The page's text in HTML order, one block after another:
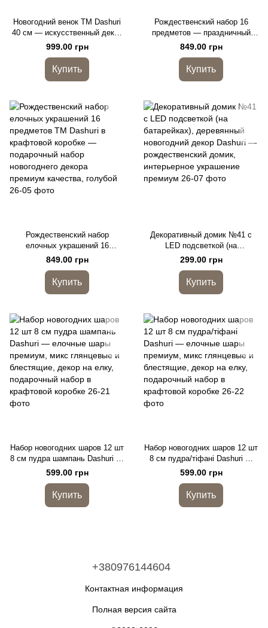
Новогодний венок ТМ Dashuri
40 см — искусственный декор
из литой хвои с украшениями
999.00 грн
Купить
Рождественский набор 16
предметов — праздничный
декор для дома и ёлки
849.00 грн
Купить
Рождественский набор
елочных украшений 16
предметов TM Dashuri в
крафтовой коробке —
подарочный набор новогоднего
декора премиум качества,
849.00 грн
Купить
Декоративный домик №41 с
LED подсветкой (на
батарейках), деревянный
новогодний декор Dashuri —
рождественский домик,
интерьерное украшение
299.00 грн
Купить
Набор новогодних шаров 12 шт
8 см пудра шампань Dashuri —
елочные шары премиум, микс
глянцевые и блестящие, декор
на елку, подарочный набор в
крафтовой коробке
599.00 грн
Купить
Набор новогодних шаров 12 шт
8 см пудра/тіфані Dashuri —
елочные шары премиум, микс
глянцевые и блестящие, декор
на елку, подарочный набор в
крафтовой коробке
599.00 грн
Купить
+380976144604
Контактная информация
Полная версия сайта